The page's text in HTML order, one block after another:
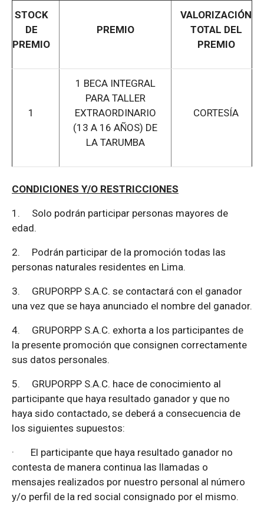
STOCK
DE
PREMIO
PREMIO
VALORIZACIÓN
TOTAL DEL
PREMIO
1
1 BECA INTEGRAL
PARA TALLER
EXTRAORDINARIO
(13 A 16 AÑOS) DE
LA TARUMBA
CORTESÍA
CONDICIONES Y/O RESTRICCIONES
1. Solo podrán participar personas mayores de
edad.
2. Podrán participar de la promoción todas las
personas naturales residentes en Lima.
3. GRUPORPP S.A.C. se contactará con el ganador
una vez que se haya anunciado el nombre del ganador.
4. GRUPORPP S.A.C. exhorta a los participantes de
la presente promoción que consignen correctamente
sus datos personales.
5. GRUPORPP S.A.C. hace de conocimiento al
participante que haya resultado ganador y que no
haya sido contactado, se deberá a consecuencia de
los siguientes supuestos:
· El participante que haya resultado ganador no
contesta de manera continua las llamadas o
mensajes realizados por nuestro personal al número
y/o perfil de la red social consignado por el mismo.